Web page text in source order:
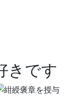
きです